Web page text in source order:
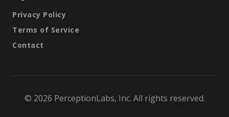
Privacy Policy
Terms of Service
Contact
© 2026 PerceptionLabs, Inc. All rights reserved.